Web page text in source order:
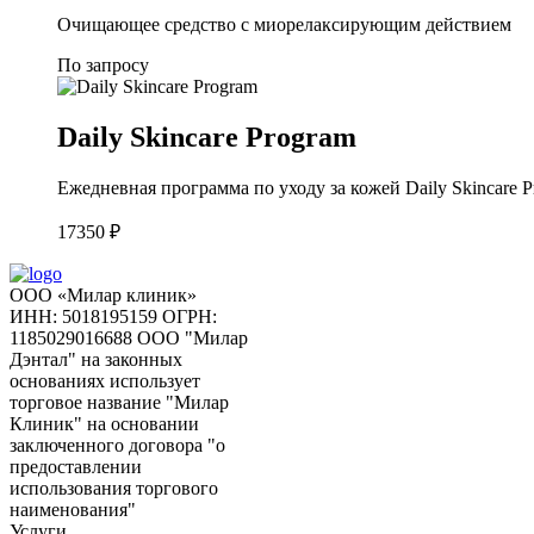
Очищающее средство с миорелаксирующим действием
По запросу
Daily Skincare Program
Ежедневная программа по уходу за кожей Daily Skincare
17350 ₽
ООО «Милар клиник»
ИНН: 5018195159 ОГРН:
1185029016688 ООО "Милар
Дэнтал" на законных
основаниях использует
торговое название "Милар
Клиник" на основании
заключенного договора "о
предоставлении
использования торгового
наименования"